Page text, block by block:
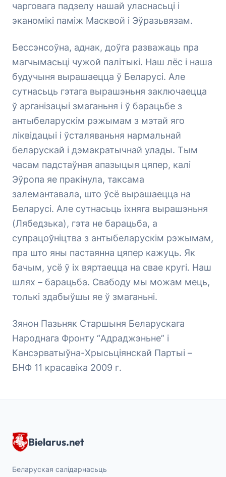
чарговага падзелу нашай уласнасьці і
эканомікі паміж Масквой і Эўразьвязам.
Бессэнсоўна, аднак, доўга разважаць пра
магчымасьці чужой палітыкі. Наш лёс і наша
будучыня вырашаецца ў Беларусі. Але
сутнасьць гэтага вырашэньня заключаецца
ў арганізацыі змаганьня і ў барацьбе з
антыбеларускім рэжымам з мэтай яго
ліквідацыі і ўсталяваньня нармальнай
беларускай і дэмакратычнай улады. Тым
часам падстаўная апазыцыя цяпер, калі
Эўропа яе пракінула, таксама
залемантавала, што ўсё вырашаецца на
Беларусі. Але сутнасьць іхняга вырашэньня
(Лябедзька), гэта не барацьба, а
супрацоўніцтва з антыбеларускім рэжымам,
пра што яны пастаянна цяпер кажуць. Як
бачым, усё ў іх вяртаецца на свае кругі. Наш
шлях – барацьба. Свабоду мы можам мець,
толькі здабыўшы яе ў змаганьні.
Зянон Пазьняк Старшыня Беларускага
Народнага Фронту “Адраджэньне” і
Кансэрватыўна-Хрысьціянскай Партыі –
БНФ 11 красавіка 2009 г.
Bielarus.net
Беларуская салідарнасьць